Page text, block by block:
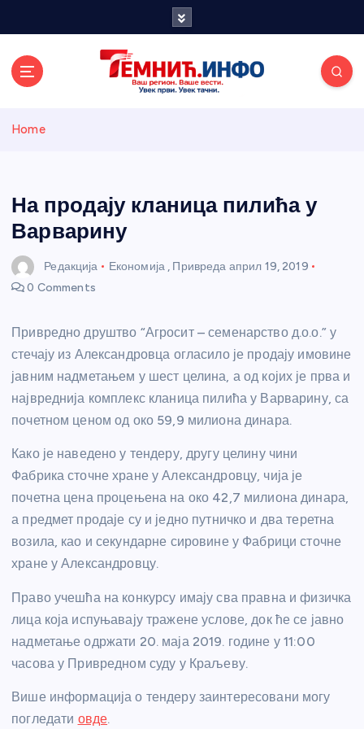
и портал
Home
На продају кланица пилића у
Варварину
Редакција Економија, Привреда април 19, 2019
0 Comments
Привредно друштво “Агросит – семенарство д.о.о.” у
стечају из Александровца огласило је продају имовине
јавним надметањем у шест целина, а од којих је прва и
највреднија комплекс кланица пилића у Варварину, са
почетном ценом од око 59,9 милиона динара.
Како је наведено у тендеру, другу целину чини
Фабрика сточне хране у Александровцу, чија је
почетна цена процењена на око 42,7 милиона динара,
а предмет продаје су и једно путничко и два теретна
возила, као и секундарне сировине у Фабрици сточне
хране у Александровцу.
Право учешћа на конкурсу имају сва правна и физичка
лица која испуњавају тражене услове, док ће се јавно
надметање одржати 20. маја 2019. године у 11:00
часова у Привредном суду у Краљеву.
Више информација о тендеру заинтересовани могу
погледати овде.